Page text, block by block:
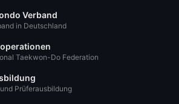
Verband
in Deutschland
Taekwon-Do Federation
Prüferausbildung